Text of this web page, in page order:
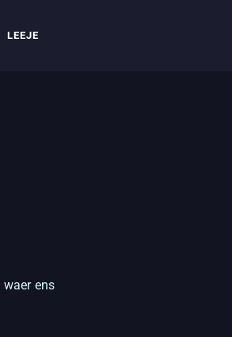
LEEJE
waer ens